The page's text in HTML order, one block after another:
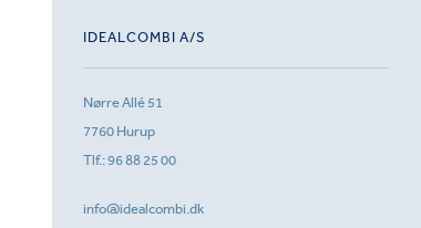
IDEALCOMBI A/S
Nørre Allé 51
7760 Hurup
Tlf.:96 88 25 00
info@idealcombi.dk